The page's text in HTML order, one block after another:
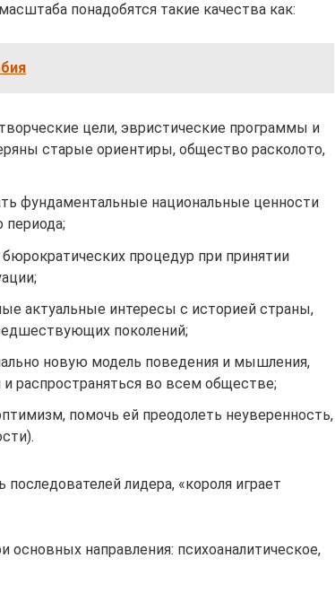
понадобятся такие качества как:
цели, эвристические программы и
старые ориентиры, общество расколото,
фундаментальные национальные ценности
периода;
процедур при принятии
актуальные интересы с историей страны,
поколений;
новую модель поведения и мышления,
распространяться во всем обществе;
помочь ей преодолеть неуверенность,
лидера, «короля играет
ос­новных направления: психоаналитическое,